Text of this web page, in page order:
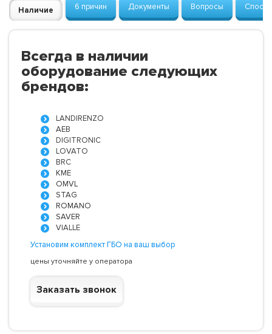
Наличие 6 причин Документы Вопросы
Всегда в наличии
оборудование следующих
брендов:
LANDIRENZO
AEB
DIGITRONIC
LOVATO
BRC
KME
OMVL
STAG
ROMANO
SAVER
VIALLE
Установим комплект ГБО на ваш выбор
цены уточняйте у оператора
Заказать звонок